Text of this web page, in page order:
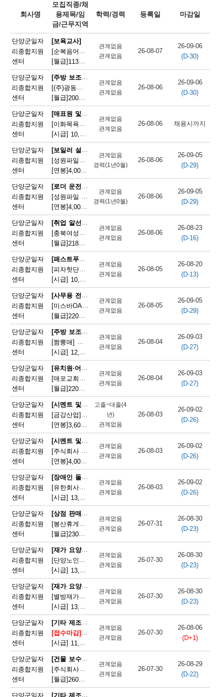
회사명
모집직종/채
용제목/임
금/근무지역
학력/경력 등록일 마감일
단양군일자
리종합지원
센터
[보육교사]
[순복음어린이집] 순복음어린이집 보육교사(오전보조) 모집
[월급] 113만원
관계없음
관계없음
26-08-07
26-09-06
(D-30)
단양군일자
리종합지원
센터
[주방 보조원]
[(주)광동유통] 세척(설거지) 직원 모집(고속도로휴게소)
[월급] 200만원
관계없음
관계없음
26-08-06
26-09-06
(D-30)
단양군일자
리종합지원
센터
[매표원 및 복권 판매원]
[이화목욕탕찜질방] 이화파크텔 카운터 직원 모집
[시급] 10,320원 |
관계없음
관계없음
26-08-06 채용시까지
단양군일자
리종합지원
센터
[보일러 설치 및 정비원]
[성원파일주식회사]공장 보일러기사 채용 (에너지자격 우대 / 정규직)
[연봉]4,000만원 충청북도 단양군 매포읍 단양산업단지2로 47
관계없음
경력(1년0월)
26-08-06
26-09-05
(D-29)
단양군일자
리종합지원
센터
[로더 운전원(페이로더 운전원)]
[성원파일 주식회사] 로더기사 운전원 채용(자격증소지자/ 정규직)
[연봉]4,000만원 충청북도 단양군 매포읍 단양산업단지2로 47
관계없음
경력(1년0월)
26-08-06
26-09-05
(D-29)
단양군일자
리종합지원
센터
[취업 알선원]
[충북여성새로일하기지원본부] 직원채용(단양)
[월급] 218만원
관계없음
관계없음
26-08-06
26-08-23
(D-16)
단양군일자
리종합지원
센터
[패스트푸드 준비원]
[피자헛단양점]피자헛 단양점 파트타임 직원 모집
[시급] 10,320원 | 충청북도 단양군 단양읍 삼봉로 247
관계없음
관계없음
26-08-05
26-08-20
(D-13)
단양군일자
리종합지원
센터
[사무용 전자기기 설치 및 수리원(컴퓨터 제외)]
[미스바OA] 사무기기 서비스 직원 모집
[월급] 220만원
관계없음
관계없음
26-08-05
26-09-05
(D-29)
단양군일자
리종합지원
센터
[주방 보조원(일반 음식점)]
[짬뽕애] 주방보조 및 홀서빙 모집
[시급] 12,000원 | 충청북도 단양군 단양읍 별곡8길 6-1
관계없음
관계없음
26-08-04
26-09-03
(D-27)
단양군일자
리종합지원
센터
[유치원·어린이집 급식 조리사]
[매포교회어린이집] 어린이집 조리사(정규직) 채용
[월급] 220만원
관계없음
관계없음
26-08-04
26-09-03
(D-27)
단양군일자
리종합지원
센터
[시멘트 및 광물제품 제조기 조작원]
[금강산업]한일시멘트협력업체 예열직원 모집
[연봉]3,600만원 | 충청북도 단양군 매포읍 매포길 245
고졸~대졸(4
년)
관계없음
26-08-03
26-09-02
(D-26)
단양군일자
리종합지원
센터
[시멘트 및 광물제품 제조기 조작원]
[주식회사 주안] 시멘트 생산 설비 관리
[연봉]4,000만원 | 충청북도 단양군 매포읍 매포길 18
관계없음
관계없음
26-08-03
26-09-02
(D-26)
단양군일자
리종합지원
센터
[장애인 돌봄 종사원]
[유한회사단양돌봄사회서비스센터] 장애인 활동지원사 모집
[시급] 13,100원 | 충청북도 단양군 단양읍 삼봉로 233
관계없음
관계없음
26-08-03
26-09-02
(D-26)
단양군일자
리종합지원
센터
[상점 판매원]
[봉산휴게쉼터] 봉산휴게쉼터 판매원 모집
[월급] 230만원
관계없음
관계없음
26-07-31
26-08-30
(D-23)
단양군일자
리종합지원
센터
[재가 요양보호사]
[단양노인재가복지센터] 단양노인재가복지센터 방문요양 요양선생님 모집
[시급] 13,100원 | 충청북도 단양군 대강면 대강로 71
관계없음
관계없음
26-07-30
26-08-30
(D-23)
단양군일자
리종합지원
센터
[재가 요양보호사]
[별방재가노인복지센터] 별방재가요양복지센터 재가요양보호사 모집
[시급] 13,000원 | 충청북도 단양군 영춘면 별방창원로 417
관계없음
관계없음
26-07-30
26-08-30
(D-23)
단양군일자
리종합지원
센터
[기타 제조 관련 단순 종사원]
[접수마감] [주식회사 에스피네이처] (주)에스피네이처 생
[시급] 11,165원 | 충청북도 단양군 매포읍 매포농공단지로 260-19
관계없음
관계없음
26-07-30
26-08-06
(D+1)
단양군일자
리종합지원
센터
[건물 보수원 및 영선원(아파트 기계·전기 시설관리 제외)]
[주식회사국원] 단양두진아파트 영선기사 모집
[월급] 260만원
관계없음
관계없음
26-07-30
26-08-29
(D-22)
단양군일자 [기타 제조 관련 단순 종사원]
채
용
정
보
오
늘
마
감
되
는
채
용
정
보
단
양
군
채
용
정
보